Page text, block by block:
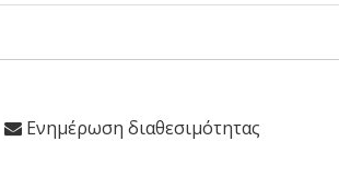
Ενημέρωση διαθεσιμότητας